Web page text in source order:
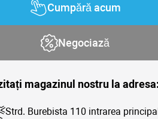
Cumpără acum
Negociază
magazinul nostru la adresa:
Strd. Burebista 110 intrarea